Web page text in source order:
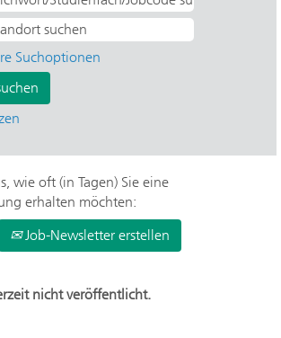
Suchoptionen
wie oft (in Tagen) Sie eine
erhalten möchten:
Job-Newsletter erstellen
nicht veröffentlicht.